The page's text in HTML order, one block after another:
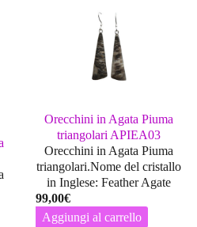
Orecchini in Agata Piuma
triangolari APIEA03
Orecchini in Agata Piuma
triangolari.Nome del cristallo
in Inglese: Feather Agate
99,00€
Aggiungi al carrello